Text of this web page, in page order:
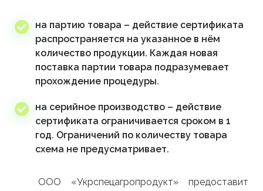
на партию товара – действие сертификата
распространяется на указанное в нём
количество продукции. Каждая новая
поставка партии товара подразумевает
прохождение процедуры.
на серийное производство – действие
сертификата ограничивается сроком в 1
год. Ограничений по количеству товара
схема не предусматривает.
ООО «Укрспецагропродукт» предоставит